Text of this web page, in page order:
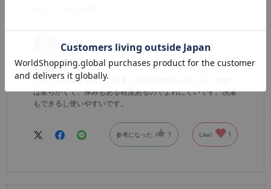
購入確認済み
リビングに敷きました。写真より暗めの色合いでした。肌触り
は柔らかくて、厚みもある程度あるのでよれにくいです。洗濯
もできるし使いやすいです。
参考になった 1 Like! 1